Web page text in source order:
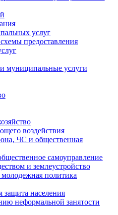
услуг
предоставления
муниципальные услуги
воздействия
ЧС и общественная
самоуправление
и землеустройство
молодежная политика
защита населения
неформальной занятости